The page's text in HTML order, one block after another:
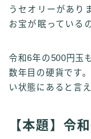
うセオリーがあり
お宝が眠っている
令和6年の500円玉
数年目の硬貨です
い状態にあると言
【本題】令